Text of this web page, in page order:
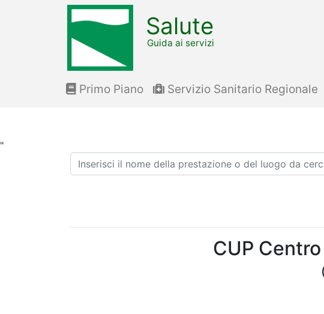
"
Salute
Guida ai servizi
Primo Piano Servizio Sanitario Regionale
Ricerca
CUP